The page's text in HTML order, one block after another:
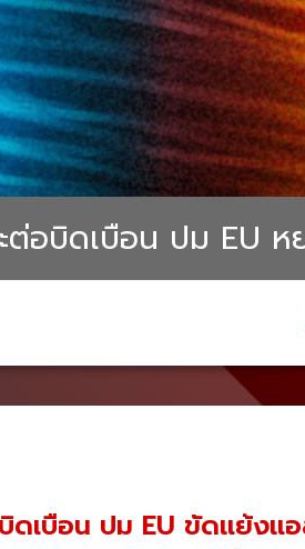
อบิดเบือน ปม EU ห
เบือน ปม EU ขัดแย้งแ